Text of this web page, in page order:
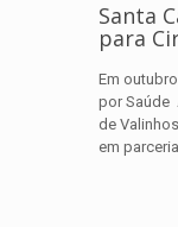
Santa
para
Em
por Saúde
de
em